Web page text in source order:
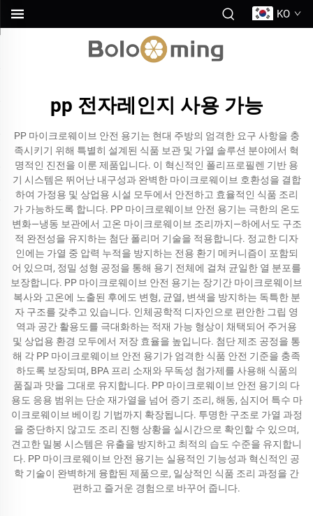
KO
pp 전자레인지 사용 가능
PP 마이크로웨이브 안전 용기는 현대 주방의 엄격한 요구 사항을 충
족시키기 위해 특별히 설계된 식품 보관 및 가열 솔루션 분야에서 혁
명적인 진전을 이룬 제품입니다. 이 혁신적인 폴리프로필렌 기반 용
기 시스템은 뛰어난 내구성과 완벽한 마이크로웨이브 호환성을 결합
하여 가정용 및 상업용 시설 모두에서 안전하고 효율적인 식품 조리
가 가능하도록 합니다. PP 마이크로웨이브 안전 용기는 극한의 온도
변화—냉동 보관에서 고온 마이크로웨이브 조리까지—하에서도 구조
적 완전성을 유지하는 첨단 폴리머 기술을 적용합니다. 정교한 디자
인에는 가열 중 압력 누적을 방지하는 전용 환기 메커니즘이 포함되
어 있으며, 정밀 성형 공정을 통해 용기 전체에 걸쳐 균일한 열 분포를
보장합니다. PP 마이크로웨이브 안전 용기는 장기간 마이크로웨이브
복사와 고온에 노출된 후에도 변형, 균열, 변색을 방지하는 독특한 분
자 구조를 갖추고 있습니다. 인체공학적 디자인으로 편안한 그립 영
역과 공간 활용도를 극대화하는 적재 가능 형상이 채택되어 주거용
및 상업용 환경 모두에서 저장 효율을 높입니다. 첨단 제조 공정을 통
해 각 PP 마이크로웨이브 안전 용기가 엄격한 식품 안전 기준을 충족
하도록 보장되며, BPA 프리 소재와 무독성 첨가제를 사용해 식품의
품질과 맛을 그대로 유지합니다. PP 마이크로웨이브 안전 용기의 다
용도 응용 범위는 단순 재가열을 넘어 증기 조리, 해동, 심지어 특수 마
이크로웨이브 베이킹 기법까지 확장됩니다. 투명한 구조로 가열 과정
을 중단하지 않고도 조리 진행 상황을 실시간으로 확인할 수 있으며,
견고한 밀봉 시스템은 유출을 방지하고 최적의 습도 수준을 유지합니
다. PP 마이크로웨이브 안전 용기는 실용적인 기능성과 혁신적인 공
학 기술이 완벽하게 융합된 제품으로, 일상적인 식품 조리 과정을 간
편하고 즐거운 경험으로 바꾸어 줍니다.